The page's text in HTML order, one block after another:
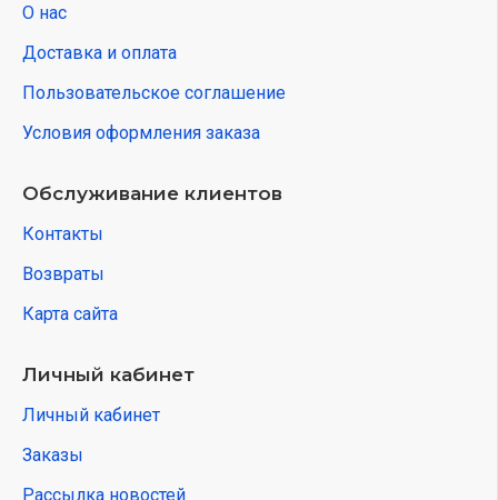
О нас
Доставка и оплата
Пользовательское соглашение
Условия оформления заказа
Обслуживание клиентов
Контакты
Возвраты
Карта сайта
Личный кабинет
Личный кабинет
Заказы
Рассылка новостей